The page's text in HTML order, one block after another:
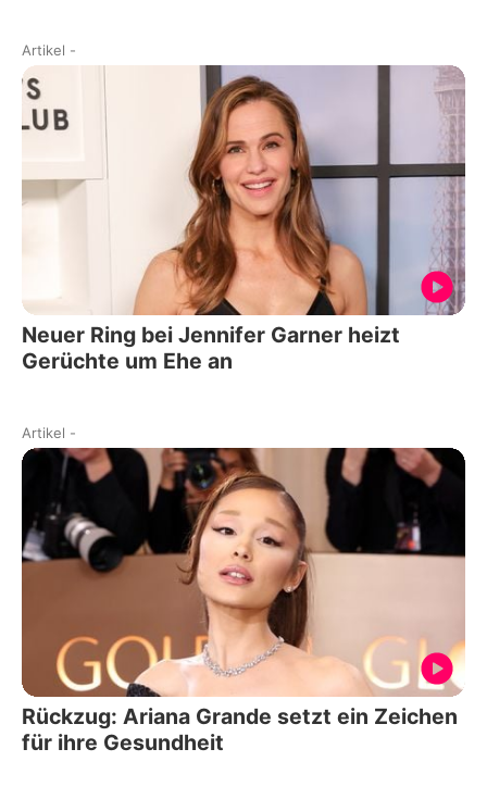
Artikel -
Neuer Ring bei Jennifer Garner heizt
Gerüchte um Ehe an
Artikel -
Rückzug: Ariana Grande setzt ein Zeichen
für ihre Gesundheit